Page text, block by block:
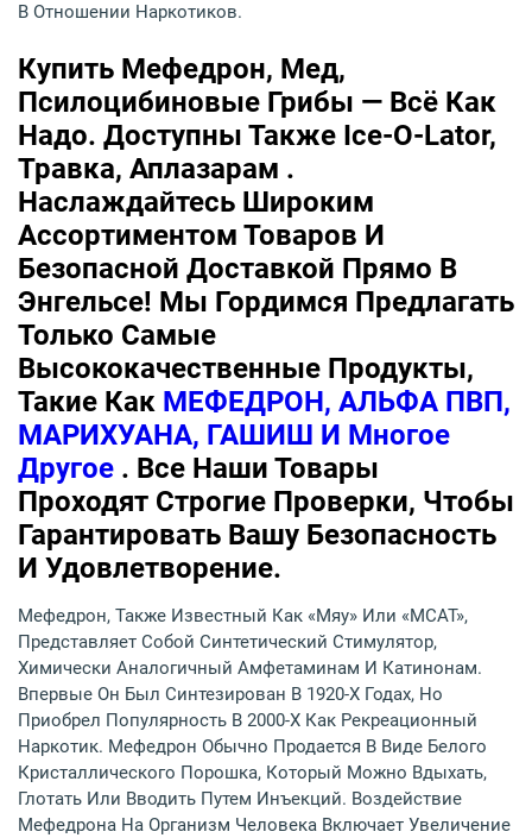
В Отношении Наркотиков.
Купить Мефедрон, Мед,
Псилоцибиновые Грибы — Всё Как
Надо. Доступны Также Ice-O-Lator,
Травка, Аплазарам .
Наслаждайтесь Широким
Ассортиментом Товаров И
Безопасной Доставкой Прямо В
Энгельсе! Мы Гордимся Предлагать
Только Самые
Высококачественные Продукты,
Такие Как МЕФЕДРОН, АЛЬФА ПВП,
МАРИХУАНА, ГАШИШ И Многое
Другое . Все Наши Товары
Проходят Строгие Проверки, Чтобы
Гарантировать Вашу Безопасность
И Удовлетворение.
Мефедрон, Также Известный Как «мяу» Или «MCAT»,
Представляет Собой Синтетический Стимулятор,
Химически Аналогичный Амфетаминам И Катинонам.
Впервые Он Был Синтезирован В 1920-Х Годах, Но
Приобрел Популярность В 2000-Х Как Рекреационный
Наркотик. Мефедрон Обычно Продается В Виде Белого
Кристаллического Порошка, Который Можно Вдыхать,
Глотать Или Вводить Путем Инъекций. Воздействие
Мефедрона На Организм Человека Включает Увеличение